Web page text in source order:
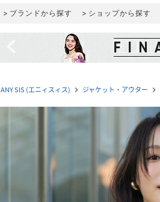
ブランドから探す ショップから探す
ANY SIS (エニィスィス) navigate_next ジャケット・アウター navigate_next